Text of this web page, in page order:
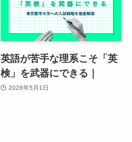
英語が苦手な理系こそ「英
検」を武器にできる｜
2026年5月1日